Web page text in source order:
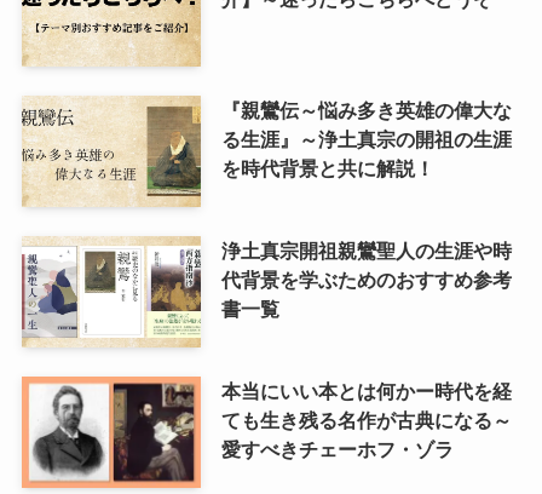
『親鸞伝～悩み多き英雄の偉大な
る生涯』～浄土真宗の開祖の生涯
を時代背景と共に解説！
浄土真宗開祖親鸞聖人の生涯や時
代背景を学ぶためのおすすめ参考
書一覧
本当にいい本とは何かー時代を経
ても生き残る名作が古典になる～
愛すべきチェーホフ・ゾラ